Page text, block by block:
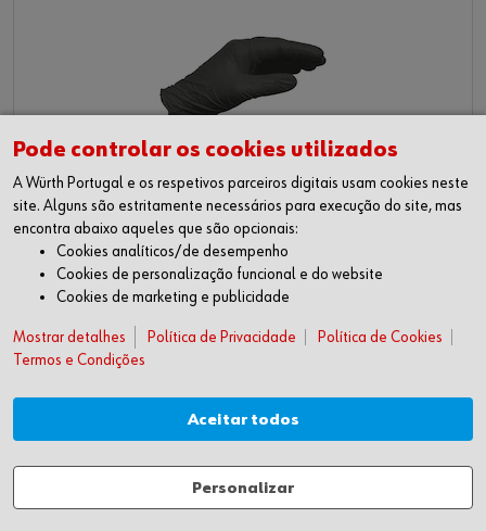
LUVAS DE PROTEÇÃO DESCARTÁVEIS
Proteção no manuseamento de produtos químicos e/ou contaminantes presentes na
limpeza.
Pode controlar os cookies utilizados
A Würth Portugal e os respetivos parceiros digitais usam cookies neste
site. Alguns são estritamente necessários para execução do site, mas
encontra abaixo aqueles que são opcionais:
Cookies analíticos/de desempenho
Cookies de personalização funcional e do website
Cookies de marketing e publicidade
Mostrar detalhes Política de Privacidade
Política de Cookies
Termos e Condições
Aceitar todos
Personalizar